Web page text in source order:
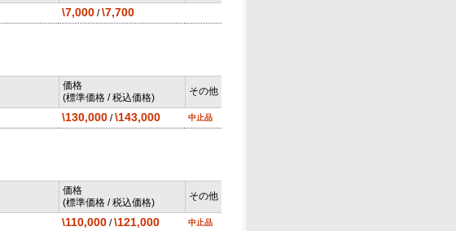
\7,000 /\7,700
価格
(標準価格 / 税込価格)
その他
\130,000 /\143,000 中止品
価格
(標準価格 / 税込価格)
その他
\110,000 /\121,000 中止品